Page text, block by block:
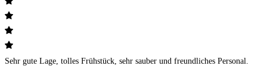
Sehr gute Lage, tolles Frühstück, sehr sauber und freundliches Personal.